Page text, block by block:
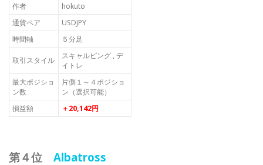
作者
hokuto
通貨ペア
USDJPY
時間軸
５分足
取引スタイル
スキャルピング , デ
イトレ
最大ポジショ
ン数
片側１～４ポジショ
ン（選択可能）
損益額
＋20,142円
第４位 Albatross